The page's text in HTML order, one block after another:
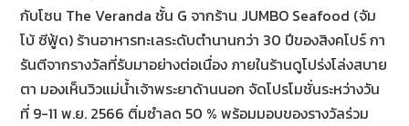
กับโซน The Veranda ชั้น G จากร้าน JUMBO Seafood (จัม
โบ้ ซีฟู้ด) ร้านอาหารทะเลระดับตำนานกว่า 30 ปีของสิงคโปร์ กา
รันตีจากรางวัลที่รับมาอย่างต่อเนื่อง ภายในร้านดูโปร่งโล่งสบาย
ตา มองเห็นวิวแม่น้ำเจ้าพระยาด้านนอก จัดโปรโมชั่นระหว่างวัน
ที่ 9-11 พ.ย. 2566 ติ่มซำลด 50 % พร้อมมอบของรางวัลร่วม